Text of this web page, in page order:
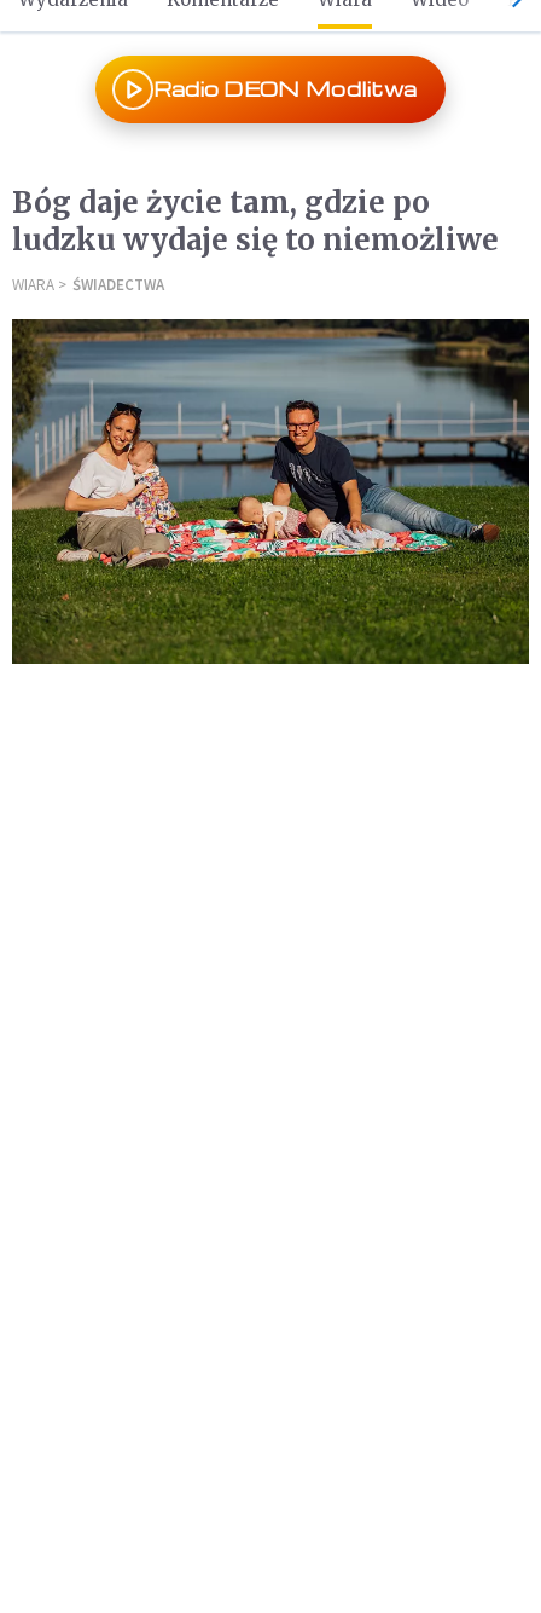
Radio DEON Modlitwa
Bóg daje życie tam, gdzie po
ludzku wydaje się to niemożliwe
WIARA ŚWIADECTWA